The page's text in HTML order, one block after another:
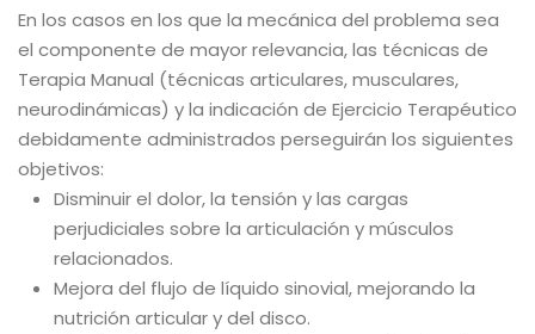
En los casos en los que la mecánica del problema sea
el componente de mayor relevancia, las técnicas de
Terapia Manual (técnicas articulares, musculares,
neurodinámicas) y la indicación de Ejercicio Terapéutico
debidamente administrados perseguirán los siguientes
objetivos:
Disminuir el dolor, la tensión y las cargas
perjudiciales sobre la articulación y músculos
relacionados.
Mejora del flujo de líquido sinovial, mejorando la
nutrición articular y del disco.